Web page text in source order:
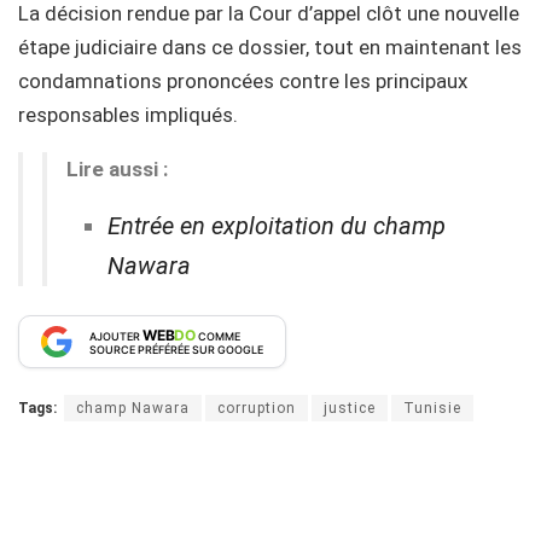
La décision rendue par la Cour d’appel clôt une nouvelle
étape judiciaire dans ce dossier, tout en maintenant les
condamnations prononcées contre les principaux
responsables impliqués.
Lire aussi :
Entrée en exploitation du champ
Nawara
AJOUTERWEBDOCOMME
SOURCE PRÉFÉRÉE SUR GOOGLE
Tags: champ Nawara corruption justice Tunisie